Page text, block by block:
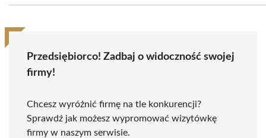
Przedsiębiorco! Zadbaj o widoczność swojej
firmy!
Chcesz wyróżnić firmę na tle konkurencji?
Sprawdź jak możesz wypromować wizytówkę
firmy w naszym serwisie.